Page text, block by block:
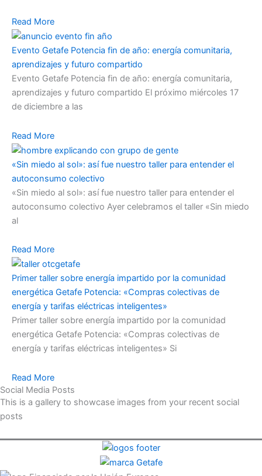
Read More
Evento Getafe Potencia fin de año: energía comunitaria,
aprendizajes y futuro compartido
Evento Getafe Potencia fin de año: energía comunitaria,
aprendizajes y futuro compartido El próximo miércoles 17
de diciembre a las
Read More
«Sin miedo al sol»: así fue nuestro taller para entender el
autoconsumo colectivo
«Sin miedo al sol»: así fue nuestro taller para entender el
autoconsumo colectivo Ayer celebramos el taller «Sin miedo
al
Read More
Primer taller sobre energía impartido por la comunidad
energética Getafe Potencia: «Compras colectivas de
energía y tarifas eléctricas inteligentes»
Primer taller sobre energía impartido por la comunidad
energética Getafe Potencia: «Compras colectivas de
energía y tarifas eléctricas inteligentes» Si
Read More
Social Media Posts
This is a gallery to showcase images from your recent social
posts